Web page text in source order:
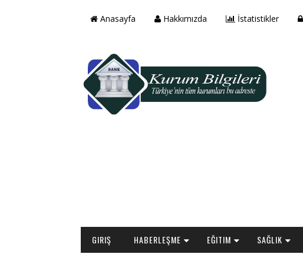
Anasayfa Hakkımızda İstatistikler
GIRIŞ HABERLEŞME EĞITIM SAĞLIK